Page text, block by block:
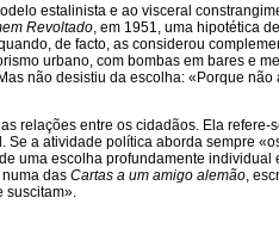
estalinista e ao visceral
Revoltado, em 1951, uma hipotética
de facto, as considerou
urbano, com bombas em bares e
não desistiu da escolha: «Porque
relações entre os cidadãos. Ela refere-
a atividade política aborda sempre
uma escolha profundamente individual
das Cartas a um amigo alemão,
suscitam».